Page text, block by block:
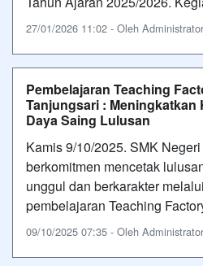
27/01/2026 11:02 - Oleh
Pembelajaran Teaching
Tanjungsari : Meningkatkan
Daya Saing Lulusan
Kamis 9/10/2025. SMK
berkomitmen mencetak
unggul dan berkarakter
pembelajaran Teaching
09/10/2025 07:35 - Oleh